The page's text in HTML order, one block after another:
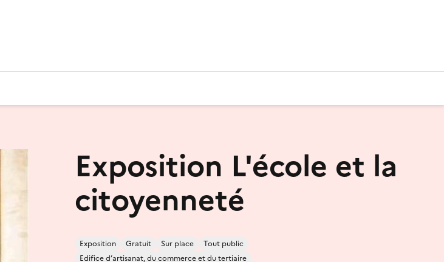
Exposition L'école et la
citoyenneté
Exposition Gratuit Sur place
Tout public
Edifice d’artisanat, du commerce et du tertiaire